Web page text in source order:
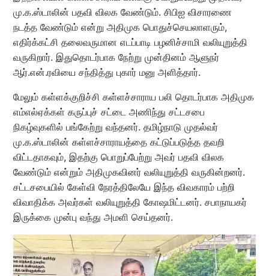
மு.க.ஸ்டாலின் பதவி விலக வேண்டும். சிபிஐ விசாரணை
நடத்த வேண்டும் என்று அதிமுக பொதுச்செயலாளரும்,
எதிர்க்கட்சி தலைவருமான எடப்பாடி பழனிச்சாமி வலியுறுத்தி
வருகிறார். இதுதொடர்பாக நேற்று முன்தினம் ஆளுநர்
ஆர்.என்.ரவியை சந்தித்து புகார் மனு அளித்தார்.
மேலும் கள்ளக்குறிச்சி கள்ளச்சாராய பலி தொடர்பாக அதிமுக
எம்எல்ஏக்கள் கருப்புச் சட்டை அணிந்து சட்டசபை
நிகழ்வுகளில் பங்கேற்று வந்தனர். தமிழ்நாடு முதல்வர்
மு.க.ஸ்டாலின் கள்ளச்சாராயத்தை கட்டுப்படுத்த தவறி
விட்டதாகவும், இதற்கு பொறுப்பேற்று அவர் பதவி விலக
வேண்டும் என்றும் அதிமுகவினர் வலியுறுத்தி வருகின்றனர்.
சட்டசபையில் கேள்வி நேரத்திலேயே இந்த விவகாரம் பற்றி
விவாதிக்க அவர்கள் வலியுறுத்தி கோஷமிட்டனர். சபாநாயகர்
இருக்கை முன்பு வந்து அமளி செய்தனர்.